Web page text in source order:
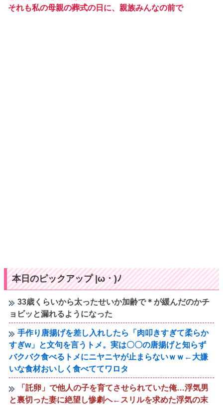
それも私の母親の葬式の日に、親族みんなの前で
本日のピックアップ |ω・)ﾉ
33歳くらいから太ったせいか加齢で＊が緩んだのかチ
ョビッと漏れるようになった
手作り唐揚げを差し入れしたら「肉叩きすぎて柔らか
すぎw」と文句を言うトメ。実は〇〇の唐揚げと知らず
バクバク食べるトメにニヤニヤが止まらないｗｗ←大嫌
いな食材おいしく食べててワロタ
「託卵」で他人の子を育てさせられていた俺…浮気男
と裏切った妻に絶望し惨劇へ←スリルを求めた浮気の末